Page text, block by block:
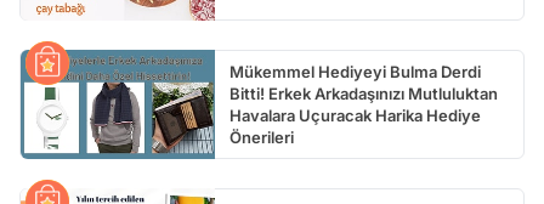
Mükemmel Hediyeyi Bulma Derdi
Bitti! Erkek Arkadaşınızı Mutluluktan
Havalara Uçuracak Harika Hediye
Önerileri